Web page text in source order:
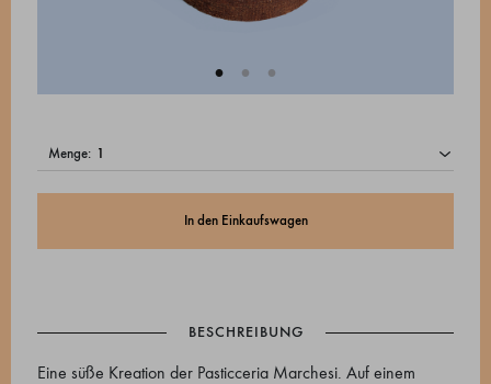
menge:
In den Einkaufswagen
BESCHREIBUNG
Eine süße Kreation der Pasticceria Marchesi. Auf einem